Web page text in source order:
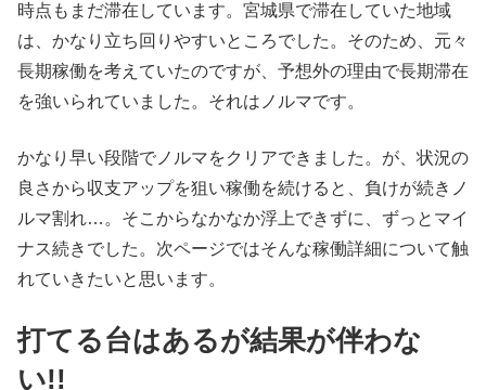
時点もまだ滞在しています。宮城県で滞在していた地域
は、かなり立ち回りやすいところでした。そのため、元々
長期稼働を考えていたのですが、予想外の理由で長期滞在
を強いられていました。それはノルマです。
かなり早い段階でノルマをクリアできました。が、状況の
良さから収支アップを狙い稼働を続けると、負けが続きノ
ルマ割れ…。そこからなかなか浮上できずに、ずっとマイ
ナス続きでした。次ページではそんな稼働詳細について触
れていきたいと思います。
打てる台はあるが結果が伴わな
い!!